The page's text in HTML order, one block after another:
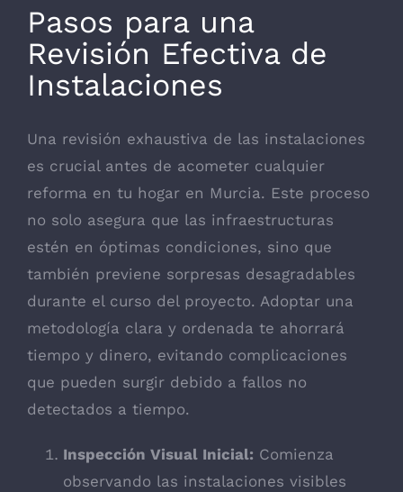
Pasos para una
Revisión Efectiva de
Instalaciones
Una revisión exhaustiva de las instalaciones
es crucial antes de acometer cualquier
reforma en tu hogar en Murcia. Este proceso
no solo asegura que las infraestructuras
estén en óptimas condiciones, sino que
también previene sorpresas desagradables
durante el curso del proyecto. Adoptar una
metodología clara y ordenada te ahorrará
tiempo y dinero, evitando complicaciones
que pueden surgir debido a fallos no
detectados a tiempo.
Inspección Visual Inicial: Comienza
observando las instalaciones visibles